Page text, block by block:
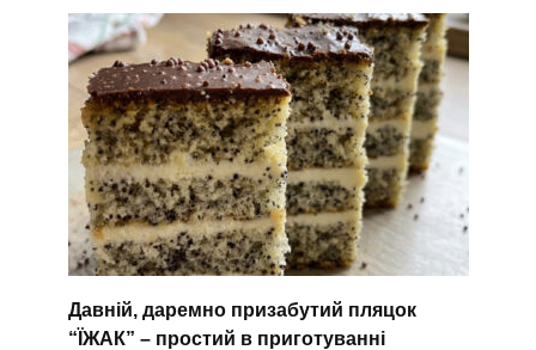
Давній, даремно призабутий пляцок
“ЇЖАК” – простий в приготуванні